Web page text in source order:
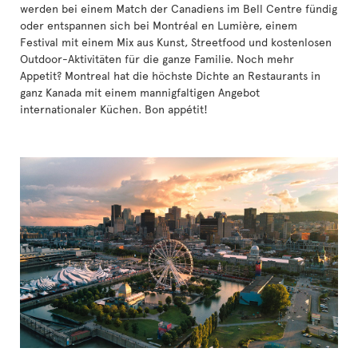
werden bei einem Match der Canadiens im Bell Centre fündig
oder entspannen sich bei Montréal en Lumière, einem
Festival mit einem Mix aus Kunst, Streetfood und kostenlosen
Outdoor-Aktivitäten für die ganze Familie. Noch mehr
Appetit? Montreal hat die höchste Dichte an Restaurants in
ganz Kanada mit einem mannigfaltigen Angebot
internationaler Küchen. Bon appétit!